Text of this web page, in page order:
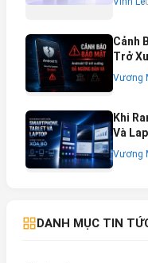
Cảnh
Trở
Rủi
Khắc
Vương
Khi
Và
Vương
DANH MỤC TIN